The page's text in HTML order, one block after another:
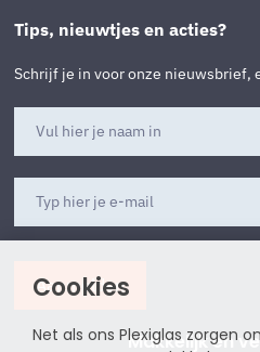
Cookies
Net als ons Plexiglas zorgen
Tips, nieuwtjes en acties?
Schrijf je in voor onze nieuwsbrief,
Aanmelden
Makkelijk en